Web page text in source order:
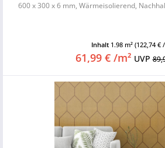
600 x 300 x 6 mm, Wärmeisolierend,
Inhalt 1.98 m² (122,74 €
61,99 € /m² UVP